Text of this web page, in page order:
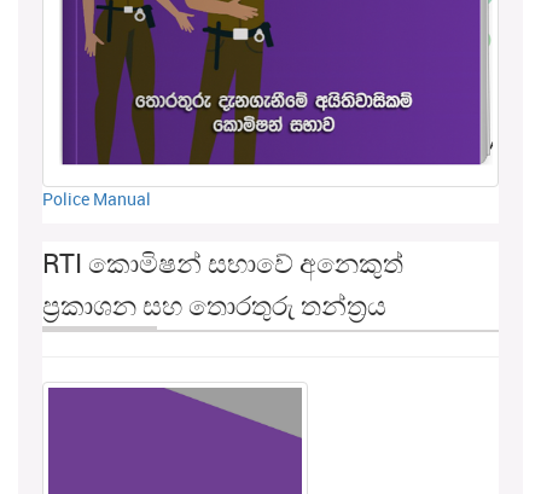
Police Manual
RTI කොමිෂන් සභාවේ අනෙකුත්
ප්‍රකාශන සහ තොරතුරු තන්ත්‍රය